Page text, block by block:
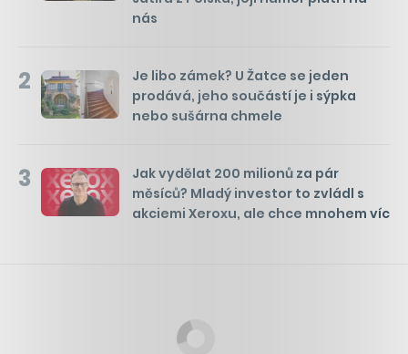
nás
2
Je libo zámek? U Žatce se jeden
prodává, jeho součástí je i sýpka
nebo sušárna chmele
3
Jak vydělat 200 milionů za pár
měsíců? Mladý investor to zvládl s
akciemi Xeroxu, ale chce mnohem víc